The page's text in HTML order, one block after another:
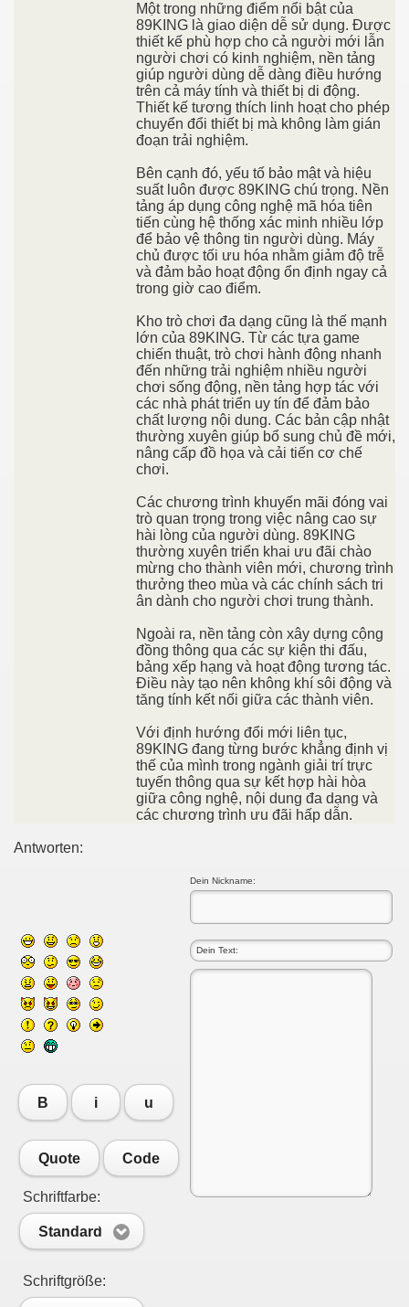
Một trong những điểm nổi bật của
89KING là giao diện dễ sử dụng. Được
thiết kế phù hợp cho cả người mới lẫn
người chơi có kinh nghiệm, nền tảng
giúp người dùng dễ dàng điều hướng
trên cả máy tính và thiết bị di động.
Thiết kế tương thích linh hoạt cho phép
chuyển đổi thiết bị mà không làm gián
đoạn trải nghiệm.
Bên cạnh đó, yếu tố bảo mật và hiệu
suất luôn được 89KING chú trọng. Nền
tảng áp dụng công nghệ mã hóa tiên
tiến cùng hệ thống xác minh nhiều lớp
để bảo vệ thông tin người dùng. Máy
chủ được tối ưu hóa nhằm giảm độ trễ
và đảm bảo hoạt động ổn định ngay cả
trong giờ cao điểm.
Kho trò chơi đa dạng cũng là thế mạnh
lớn của 89KING. Từ các tựa game
chiến thuật, trò chơi hành động nhanh
đến những trải nghiệm nhiều người
chơi sống động, nền tảng hợp tác với
các nhà phát triển uy tín để đảm bảo
chất lượng nội dung. Các bản cập nhật
thường xuyên giúp bổ sung chủ đề mới,
nâng cấp đồ họa và cải tiến cơ chế
chơi.
Các chương trình khuyến mãi đóng vai
trò quan trọng trong việc nâng cao sự
hài lòng của người dùng. 89KING
thường xuyên triển khai ưu đãi chào
mừng cho thành viên mới, chương trình
thưởng theo mùa và các chính sách tri
ân dành cho người chơi trung thành.
Ngoài ra, nền tảng còn xây dựng cộng
đồng thông qua các sự kiện thi đấu,
bảng xếp hạng và hoạt động tương tác.
Điều này tạo nên không khí sôi động và
tăng tính kết nối giữa các thành viên.
Với định hướng đổi mới liên tục,
89KING đang từng bước khẳng định vị
thế của mình trong ngành giải trí trực
tuyến thông qua sự kết hợp hài hòa
giữa công nghệ, nội dung đa dạng và
các chương trình ưu đãi hấp dẫn.
Antworten:
Dein Nickname:
B i u
Quote Code
Schriftfarbe:
Standard
Schriftgröße: